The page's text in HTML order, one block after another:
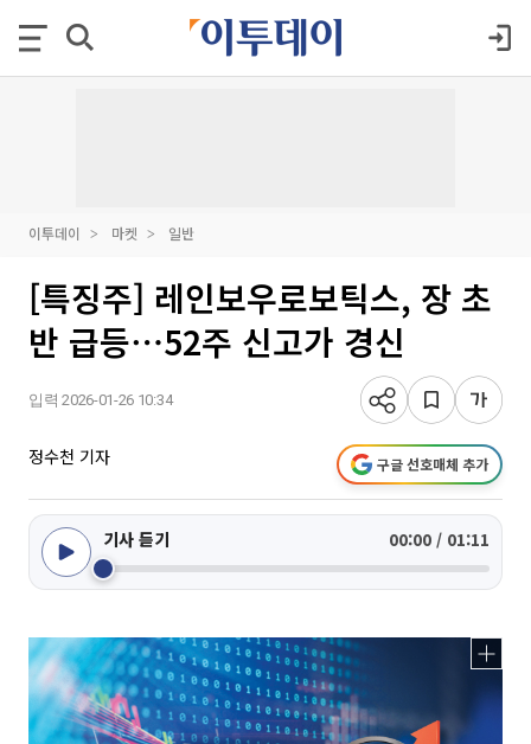
이투데이 마켓 일반
[특징주] 레인보우로보틱스, 장 초
반 급등⋯52주 신고가 경신
입력 2026-01-26 10:34
정수천 기자 구글 선호매체 추가
기사 듣기 00:00 / 01:11